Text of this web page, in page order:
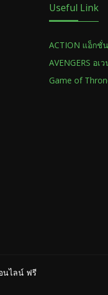
Useful Link
ACTION แอ็กชั่น
AVENGERS อเ
Game of
นไลน์ ฟรี